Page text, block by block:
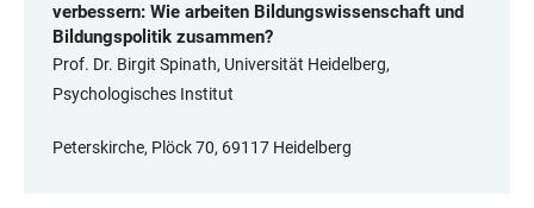
verbessern: Wie arbeiten Bildungswissenschaft und
Bildungspolitik zusammen?
Prof. Dr. Birgit Spinath, Universität Heidelberg,
Psychologisches Institut
Peterskirche, Plöck 70, 69117 Heidelberg